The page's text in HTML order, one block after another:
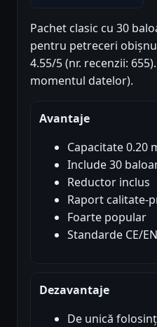
Pachet clasic cu 30
pentru petreceri
4.55/5 (nr. recenzii:
momentul datelor).
Avantaje
Capacitate 0.20
Include 30
Reductor inclus
Raport calitate-
Foarte popular
Standarde CE/
Dezavantaje
De unică